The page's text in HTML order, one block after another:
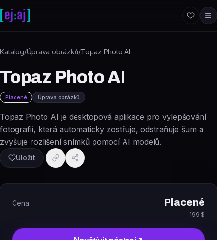
Katalog/Úprava obrázků/Topaz Photo AI
Topaz Photo AI
Placené Úprava obrázků
Topaz Photo AI je desktopová aplikace pro vylepšování
fotografií, která automaticky zostřuje, odstraňuje šum a
zvyšuje rozlišení snímků pomocí AI modelů.
Uložit
Cena Placené
199 $